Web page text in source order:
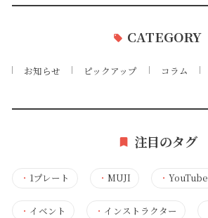
CATEGORY
お知らせ ピックアップ コラム
注目のタグ
・ 1プレート ・MUJI ・YouTube
・ イベント ・ インストラクター